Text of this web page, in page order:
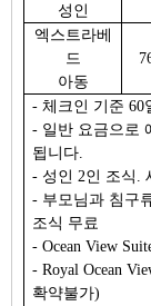
성인
엑스트라베
드
아동
- 체크인 기준 60
- 일반 요금으로
됩니다.
- 성인 2인 조식.
- 부모님과 침구
조식 무료
- Ocean View
- Royal Ocean
확약불가)